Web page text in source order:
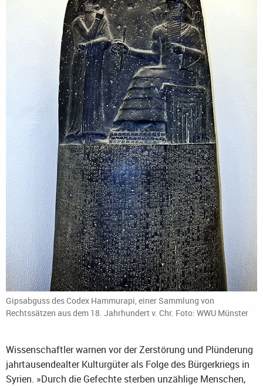
Gipsabguss des Codex Hammurapi, einer Sammlung von
Rechtssätzen aus dem 18. Jahrhundert v. Chr. Foto: WWU Münster
Wissenschaftler warnen vor der Zerstörung und Plünderung
jahrtausendealter Kulturgüter als Folge des Bürgerkriegs in
Syrien. »Durch die Gefechte sterben unzählige Menschen,